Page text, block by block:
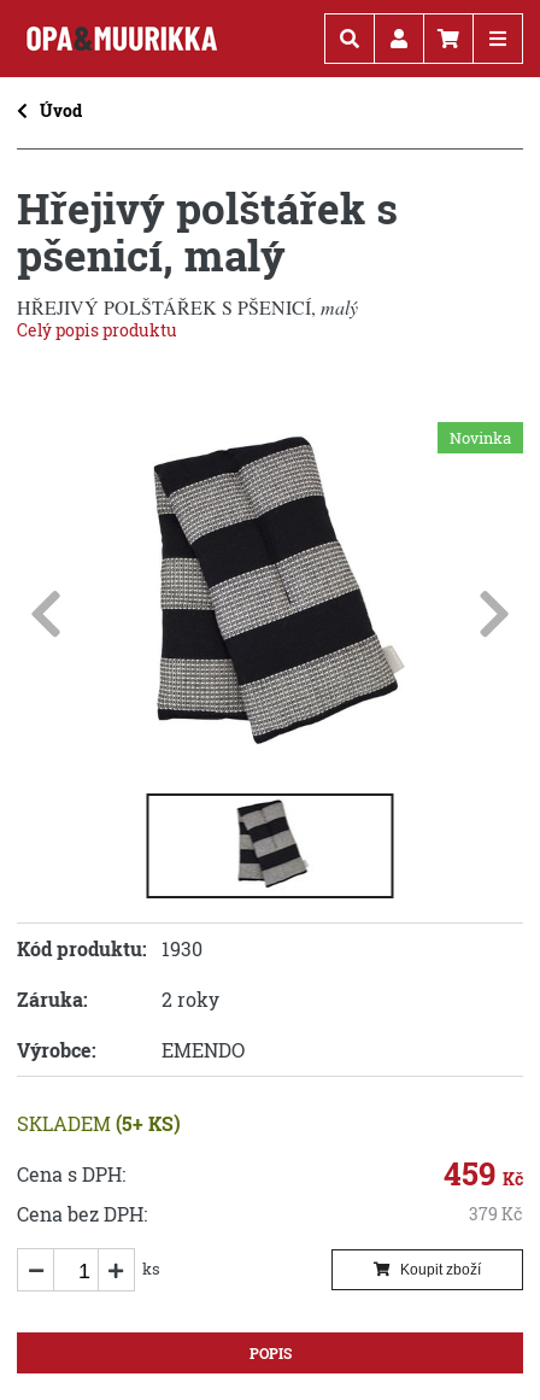
Úvod
Hřejivý polštářek s
pšenicí, malý
HŘEJIVÝ POLŠTÁŘEK S PŠENICÍ, malý
Celý popis produktu
Novinka
Kód produktu:
1930
Záruka:
2 roky
Výrobce:
EMENDO
SKLADEM(5+ KS)
Cena s DPH:
459 Kč
Cena bez DPH: 379 Kč
ks Koupit zboží
POPIS